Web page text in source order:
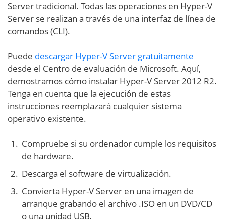
Server tradicional. Todas las operaciones en Hyper-V
Server se realizan a través de una interfaz de línea de
comandos (CLI).
Puede descargar Hyper-V Server gratuitamente
desde el Centro de evaluación de Microsoft. Aquí,
demostramos cómo instalar Hyper-V Server 2012 R2.
Tenga en cuenta que la ejecución de estas
instrucciones reemplazará cualquier sistema
operativo existente.
Compruebe si su ordenador cumple los requisitos
de hardware.
Descarga el software de virtualización.
Convierta Hyper-V Server en una imagen de
arranque grabando el archivo .ISO en un DVD/CD
o una unidad USB.